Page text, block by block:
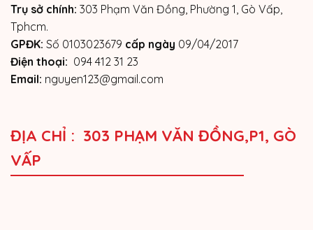
Trụ sở chính: 303 Phạm Văn Đồng, Phường 1, Gò Vấp,
Tphcm.
GPĐK: Số 0103023679 cấp ngày 09/04/2017
Điện thoại: 094 412 31 23
Email: nguyen123@gmail.com
ĐỊA CHỈ : 303 PHẠM VĂN ĐỒNG,P1, GÒ
VẤP